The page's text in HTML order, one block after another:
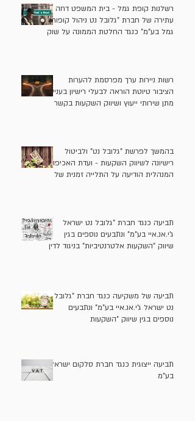
רשלנות קופת גמל - בית המשפט דחה
עתירה של חברת "גלובל נט ניהול קופות
גמל בע"מ" כנגד החלטת הממונה על שוק
רשות ניירות ערך מפרסמת להערות
הציבור טיוטת הוראה לבעלי רישיון בעניין
מתן שירותי ייעוץ ושיווק השקעות בקשר
בהמשך לפרשת "גלובל נט" ולביטול
רישיונה לשיווק השקעות - ועדת האכיפה
המנהלית הודיעה על התלייה זמנית של
תביעה כנגד חברת "גלובל נט ישראל
ג'י.אנ.איי בע"מ" ונתבעים נוספים בגין
שיווק "השקעות אלטרנטיביות" בניגוד לדין
תביעה של משקיעה כנגד חברת "גלובל
נט ישראל ג'י.אנ.איי בע"מ" ונתבעים
נוספים בגין שיווק "השקעות
תביעה ייצוגית כנגד חברת סלקום ישראל
בע"מ